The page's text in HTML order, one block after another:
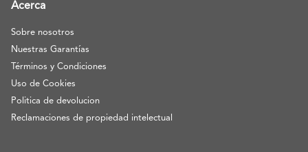
Acerca
Sobre nosotros
Nuestras Garantías
Términos y Condiciones
Uso de Cookies
Politica de devolucion
Reclamaciones de propiedad intelectual